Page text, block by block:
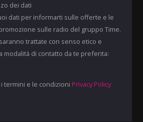
dei dati
dati per informarti sulle offerte e le
sulle radio del gruppo Time.
trattate con senso etico e
modalità di contatto da te preferita:
termini e le condizioni Privacy Policy